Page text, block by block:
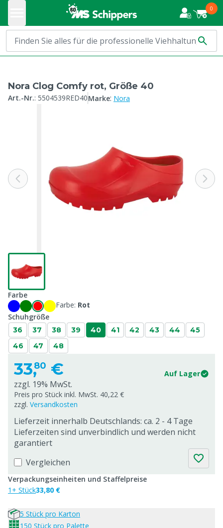
0
Nora Clog Comfy rot, Größe 40
Art.-Nr.: 5504539RED40Marke: Nora
Farbe
Farbe: Rot
Schuhgröße
36 37 38 39 40 41 42 43 44
45
46
47 48
33,80 € Auf Lager
zzgl. 19% MwSt.
Preis pro Stück inkl. MwSt. 40,22 €
zzgl. Versandkosten
Lieferzeit innerhalb Deutschlands: ca. 2 - 4 Tage
Lieferzeiten sind unverbindlich und werden nicht
garantiert
Vergleichen
Verpackungseinheiten und Staffelpreise
1+ Stück33,80 €
5 Stück pro Karton
150 Stück pro Palette